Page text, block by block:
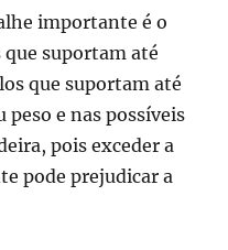
importante é o
que suportam até
que suportam até
peso e nas possíveis
pois exceder a
pode prejudicar a